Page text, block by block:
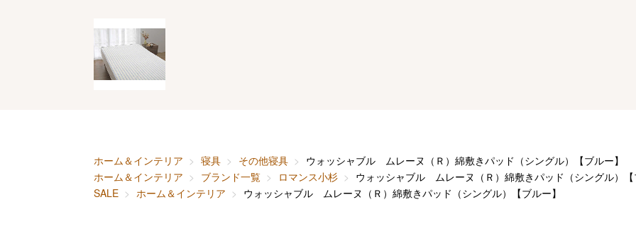
ホーム＆インテリア 寝具 その他寝具
ウォッシャブル ムレーヌ（Ｒ）綿敷きパッド（シングル）【ブルー】
ホーム＆インテリア
ブランド一覧 ロマンス小杉
ウォッシャブル ムレーヌ（Ｒ）綿敷きパッド（シングル）
SALE
ホーム＆インテリア ウォッシャブル ムレーヌ（Ｒ）綿敷きパッド（シングル）【ブルー】